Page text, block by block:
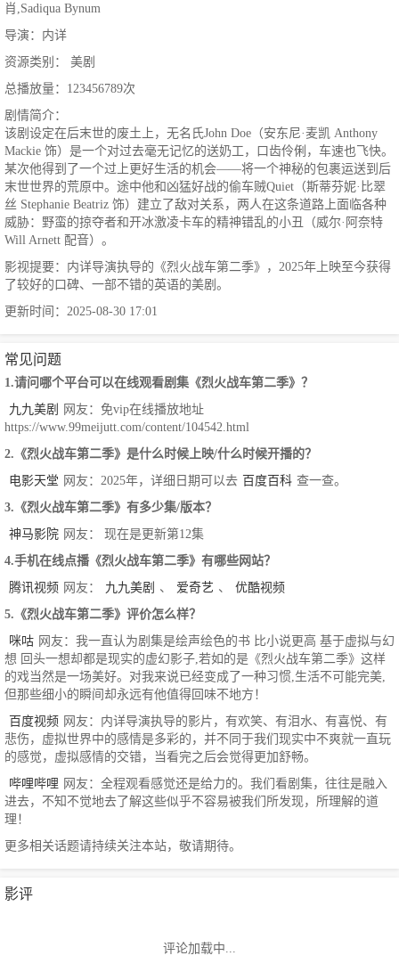
肖,Sadiqua Bynum
导演：内详
资源类别： 美剧
总播放量：123456789次
剧情简介：
该剧设定在后末世的废土上，无名氏John Doe（安东尼·麦凯 Anthony
Mackie 饰）是一个对过去毫无记忆的送奶工，口齿伶俐，车速也飞快。
某次他得到了一个过上更好生活的机会——将一个神秘的包裹运送到后
末世世界的荒原中。途中他和凶猛好战的偷车贼Quiet（斯蒂芬妮·比翠
丝 Stephanie Beatriz 饰）建立了敌对关系，两人在这条道路上面临各种
威胁：野蛮的掠夺者和开冰激凌卡车的精神错乱的小丑（威尔·阿奈特
Will Arnett 配音）。
影视提要：内详导演执导的《烈火战车第二季》，2025年上映至今获得
了较好的口碑、一部不错的英语的美剧。
更新时间：2025-08-30 17:01
常见问题
1.请问哪个平台可以在线观看剧集《烈火战车第二季》？
九九美剧
网友：免vip在线播放地址
https://www.99meijutt.com/content/104542.html
2.《烈火战车第二季》是什么时候上映/什么时候开播的？
电影天堂 网友：2025年，详细日期可以去 百度百科 查一查。
3.《烈火战车第二季》有多少集/版本？
神马影院 网友： 现在是更新第12集
4.手机在线点播《烈火战车第二季》有哪些网站？
腾讯视频 网友： 九九美剧 、 爱奇艺 、
优酷视频
5.《烈火战车第二季》评价怎么样？
咪咕 网友：我一直认为剧集是绘声绘色的书 比小说更高 基于虚拟与幻
想 回头一想却都是现实的虚幻影子,若如的是《烈火战车第二季》这样
的戏当然是一场美好。对我来说已经变成了一种习惯,生活不可能完美,
但那些细小的瞬间却永远有他值得回味不地方！
百度视频 网友：内详导演执导的影片，有欢笑、有泪水、有喜悦、有
悲伤，虚拟世界中的感情是多彩的，并不同于我们现实中不爽就一直玩
的感觉，虚拟感情的交错，当看完之后会觉得更加舒畅。
哔哩哔哩 网友：全程观看感觉还是给力的。我们看剧集，往往是融入
进去，不知不觉地去了解这些似乎不容易被我们所发现，所理解的道
理！
更多相关话题请持续关注本站，敬请期待。
影评
评论加载中...